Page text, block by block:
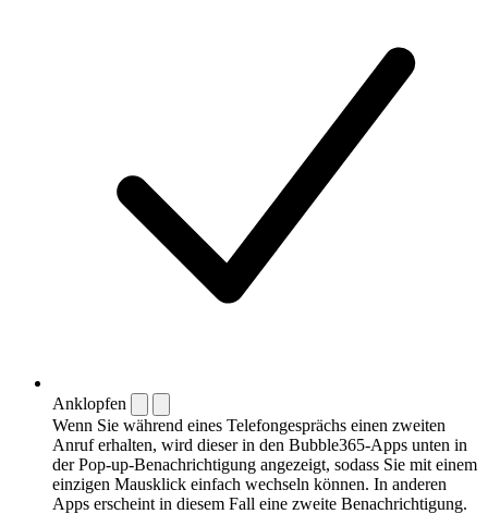
Anklopfen
Wenn Sie während eines Telefongesprächs einen zweiten
Anruf erhalten, wird dieser in den Bubble365-Apps unten in
der Pop-up-Benachrichtigung angezeigt, sodass Sie mit einem
einzigen Mausklick einfach wechseln können. In anderen
Apps erscheint in diesem Fall eine zweite Benachrichtigung.